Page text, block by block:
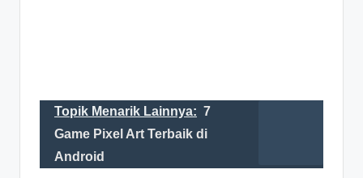
Topik Menarik Lainnya: 7
Game Pixel Art Terbaik di
Android